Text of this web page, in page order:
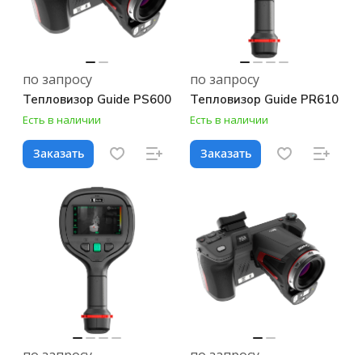
по запросу
Тепловизор Guide PS600
Есть в наличии
Заказать
по запросу
Тепловизор Guide PR610
Есть в наличии
Заказать